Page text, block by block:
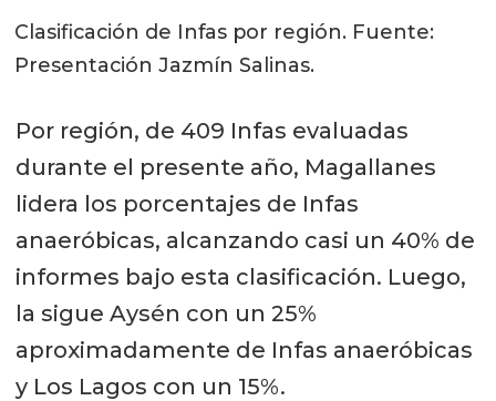
Clasificación de Infas por región. Fuente:
Presentación Jazmín Salinas.
Por región, de 409 Infas evaluadas
durante el presente año, Magallanes
lidera los porcentajes de Infas
anaeróbicas, alcanzando casi un 40% de
informes bajo esta clasificación. Luego,
la sigue Aysén con un 25%
aproximadamente de Infas anaeróbicas
y Los Lagos con un 15%.